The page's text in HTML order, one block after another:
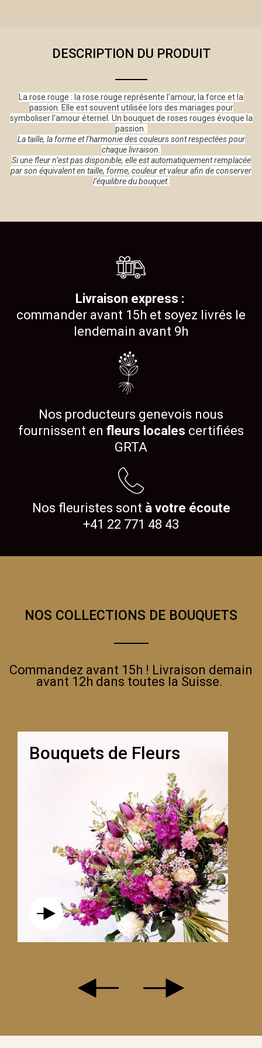
DESCRIPTION DU PRODUIT
La rose rouge : la rose rouge représente l'amour, la force et la
passion. Elle est souvent utilisée lors des mariages pour
symboliser l'amour éternel. Un bouquet de roses rouges évoque la
passion.
La taille, la forme et l’harmonie des couleurs sont respectées pour
chaque livraison.
Si une fleur n’est pas disponible, elle est automatiquement remplacée
par son équivalent en taille, forme, couleur et valeur afin de conserver
l’équilibre du bouquet.
Livraison express :
commander avant 15h et soyez livrés le
lendemain avant 9h
Nos producteurs genevois nous
fournissent en fleurs locales certifiées
GRTA
Nos fleuristes sont à votre écoute
+41 22 771 48 43
NOS COLLECTIONS DE BOUQUETS
Commandez avant 15h ! Livraison demain
avant 12h dans toutes la Suisse.
Bouquets de Fleurs
LE DOUCEUR ROUGE